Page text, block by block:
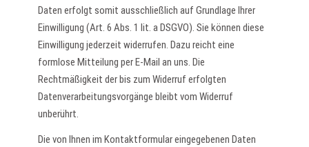
Daten erfolgt somit ausschließlich auf Grundlage Ihrer
Einwilligung (Art. 6 Abs. 1 lit. a DSGVO). Sie können diese
Einwilligung jederzeit widerrufen. Dazu reicht eine
formlose Mitteilung per E-Mail an uns. Die
Rechtmäßigkeit der bis zum Widerruf erfolgten
Datenverarbeitungsvorgänge bleibt vom Widerruf
unberührt.
Die von Ihnen im Kontaktformular eingegebenen Daten